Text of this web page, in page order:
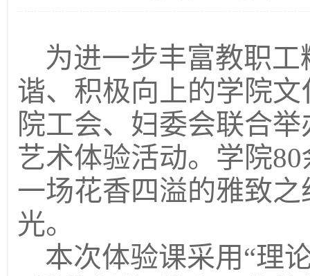
为进一步丰富教职
谐、积极向上的学院文
院工会、妇委会联合
艺术体验活动。学院
一场花香四溢的雅致
光。
本次体验课采用“理